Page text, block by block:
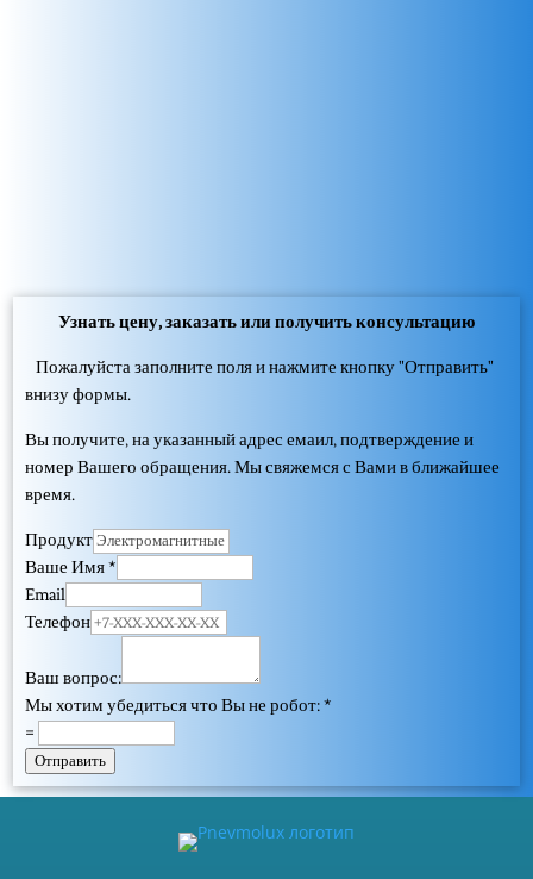
Узнать цену, заказать или получить консультацию
Пожалуйста заполните поля и нажмите кнопку "Отправить"
внизу формы.
Вы получите, на указанный адрес емаил, подтверждение и
номер Вашего обращения. Мы свяжемся с Вами в ближайшее
время.
Продукт
Ваше Имя*
Email
Телефон
Ваш вопрос:
Мы хотим убедиться что Вы не робот:*
=
Отправить